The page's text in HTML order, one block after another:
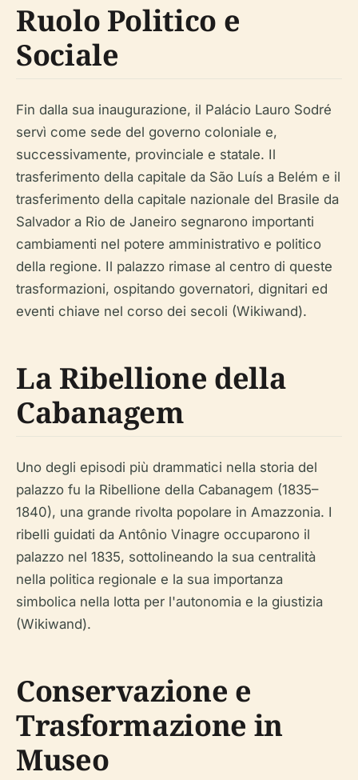
Ruolo Politico e
Sociale
Fin dalla sua inaugurazione, il Palácio Lauro Sodré
servì come sede del governo coloniale e,
successivamente, provinciale e statale. Il
trasferimento della capitale da São Luís a Belém e il
trasferimento della capitale nazionale del Brasile da
Salvador a Rio de Janeiro segnarono importanti
cambiamenti nel potere amministrativo e politico
della regione. Il palazzo rimase al centro di queste
trasformazioni, ospitando governatori, dignitari ed
eventi chiave nel corso dei secoli (Wikiwand).
La Ribellione della
Cabanagem
Uno degli episodi più drammatici nella storia del
palazzo fu la Ribellione della Cabanagem (1835–
1840), una grande rivolta popolare in Amazzonia. I
ribelli guidati da Antônio Vinagre occuparono il
palazzo nel 1835, sottolineando la sua centralità
nella politica regionale e la sua importanza
simbolica nella lotta per l'autonomia e la giustizia
(Wikiwand).
Conservazione e
Trasformazione in
Museo